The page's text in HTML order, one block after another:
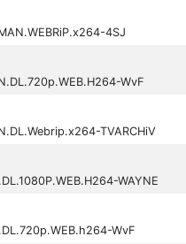
4SJ
WvF
TVARCHiV
WAYNE
WvF